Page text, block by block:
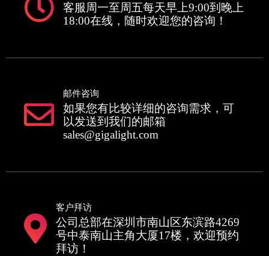
客服周一至周五每天早上9:00到晚上
18:00在线，随时欢迎您的咨询！
邮件咨询
如果您有比较详细的咨询需求，可
以发送到我们的邮箱
sales@gigalight.com
客户拜访
公司总部在深圳市南山区东滨路4269
号中泰南山主角大厦17楼，欢迎预约
拜访！